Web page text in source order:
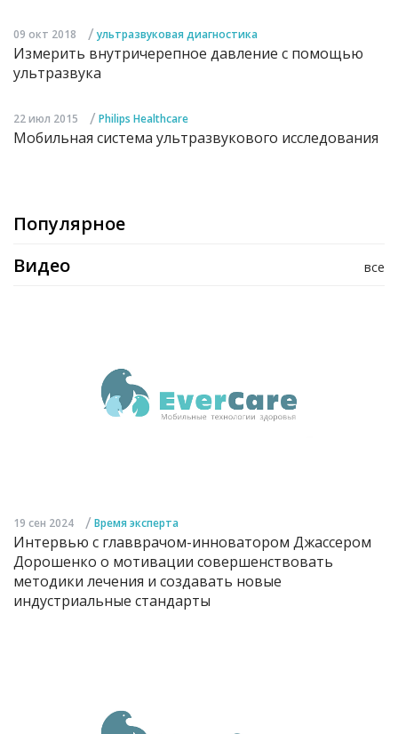
09 окт 2018 / ультразвуковая диагностика
Измерить внутричерепное давление с помощью
ультразвука
22 июл 2015 / Philips Healthcare
Мобильная система ультразвукового исследования
Популярное
все
Видео
19 сен 2024 / Время эксперта
Интервью с главврачом-инноватором Джассером
Дорошенко о мотивации совершенствовать
методики лечения и создавать новые
индустриальные стандарты